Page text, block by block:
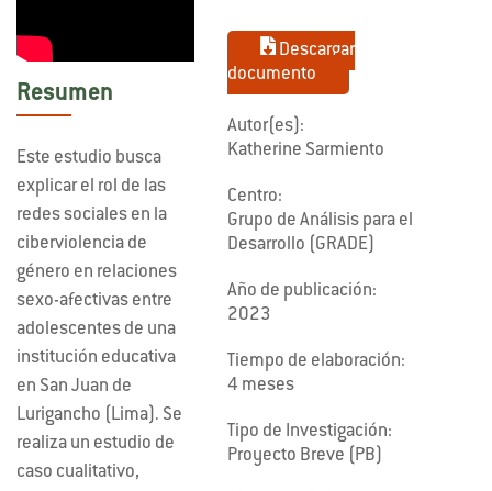
Resumen
Este estudio busca
explicar el rol de las
redes sociales en la
ciberviolencia de
género en relaciones
sexo-afectivas entre
adolescentes de una
institución educativa
en San Juan de
Lurigancho (Lima). Se
realiza un estudio de
caso cualitativo,
Descargar
documento
Autor(es):
Katherine Sarmiento
Centro:
Grupo de Análisis para el
Desarrollo (GRADE)
Año de publicación:
2023
Tiempo de elaboración:
4 meses
Tipo de Investigación:
Proyecto Breve (PB)